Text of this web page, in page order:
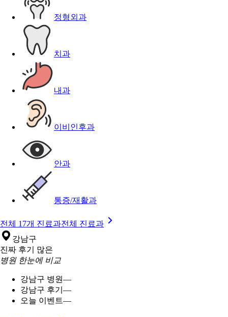
정형외과
치과
내과
이비인후과
안과
통증/재활과
전체 17개 진료과전체 진료과
강남구
진짜 후기 많은
병원 한눈에 비교
강남구 병원—
강남구 후기 —
오늘 이벤트—